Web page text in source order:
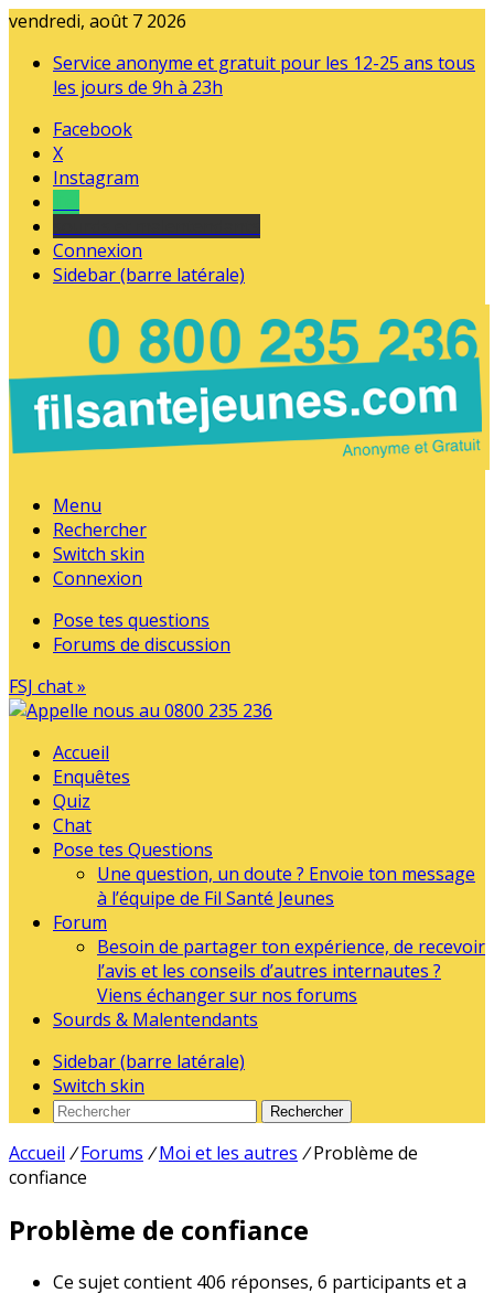
vendredi, août 7 2026
Service anonyme et gratuit pour les 12-25 ans tous
les jours de 9h à 23h
Facebook
X
Instagram
Connexion
Sidebar (barre latérale)
Menu
Rechercher
Switch skin
Connexion
Pose tes questions
Forums de discussion
FSJ chat »
Accueil
Enquêtes
Quiz
Chat
Pose tes Questions
Une question, un doute ? Envoie ton message
à l’équipe de Fil Santé Jeunes
Forum
Besoin de partager ton expérience, de recevoir
l’avis et les conseils d’autres internautes ?
Viens échanger sur nos forums
Sourds & Malentendants
Sidebar (barre latérale)
Switch skin
Rechercher
Accueil / Forums / Moi et les autres / Problème de
confiance
Problème de confiance
Ce sujet contient 406 réponses, 6 participants et a